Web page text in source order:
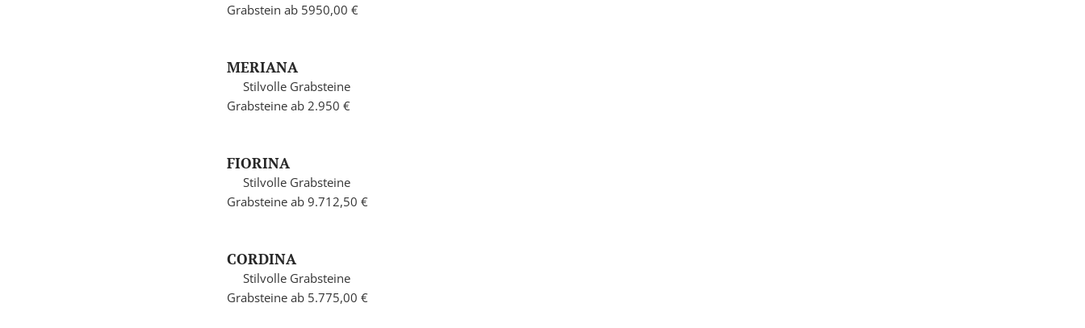
Grabstein ab 5950,00 €
MERIANA
Stilvolle Grabsteine
Grabsteine ab 2.950 €
FIORINA
Stilvolle Grabsteine
Grabsteine ab 9.712,50 €
CORDINA
Stilvolle Grabsteine
Grabsteine ab 5.775,00 €